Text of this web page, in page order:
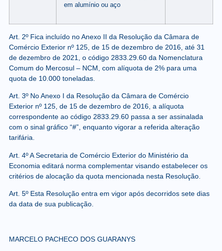
em alumínio ou aço
Art. 2º Fica incluído no Anexo II da Resolução da Câmara de
Comércio Exterior nº 125, de 15 de dezembro de 2016, até 31
de dezembro de 2021, o código 2833.29.60 da Nomenclatura
Comum do Mercosul – NCM, com alíquota de 2% para uma
quota de 10.000 toneladas.
Art. 3º No Anexo I da Resolução da Câmara de Comércio
Exterior nº 125, de 15 de dezembro de 2016, a alíquota
correspondente ao código 2833.29.60 passa a ser assinalada
com o sinal gráfico “#”, enquanto vigorar a referida alteração
tarifária.
Art. 4º A Secretaria de Comércio Exterior do Ministério da
Economia editará norma complementar visando estabelecer os
critérios de alocação da quota mencionada nesta Resolução.
Art. 5º Esta Resolução entra em vigor após decorridos sete dias
da data de sua publicação.
MARCELO PACHECO DOS GUARANYS